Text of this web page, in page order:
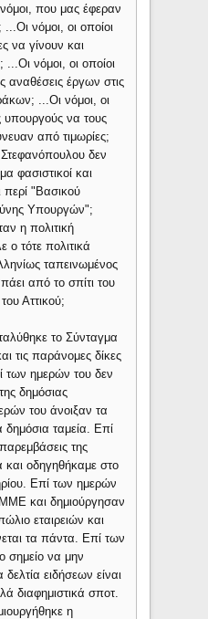
που μας έφεραν
νόμοι, οι οποίοι
να γίνουν και
νόμοι, οι οποίοι
αναθέσεις έργων στις
...Οι νόμοι, οι
υπουργούς να τους
από τιμωρίες;
δεν
φασιστικοί και
περί "Βασικού
Υπουργών";
η πολιτική
τότε πολιτικά
ταπεινωμένος
από το σπίτι του
Αττικού;
το Σύνταγμα
τις παράνομες δίκες
των ημερών του δεν
δημόσιας
του άνοιξαν τα
δημόσια ταμεία. Επί
της
και οδηγηθήκαμε στο
Επί των ημερών
και δημιούργησαν
εταιρειών και
τα πάντα. Επί των
σημείο να μην
ειδήσεων είναι
διαφημιστικά σποτ.
η